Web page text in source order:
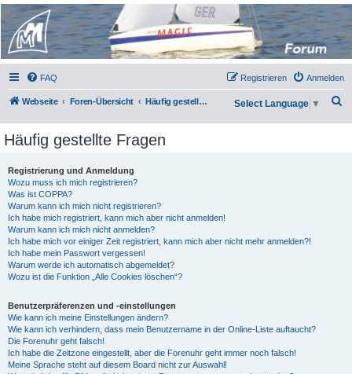
Micro Magic Forum
Deutschland
FAQ Anmelden
Registrieren
Webseite Foren-Übersicht Häufig gestellte Fragen Select Language ▼
Häufig gestellte Fragen
Registrierung und Anmeldung
Wozu muss ich mich registrieren?
Was ist COPPA?
Warum kann ich mich nicht registrieren?
Ich habe mich registriert, kann mich aber nicht anmelden!
Warum kann ich mich nicht anmelden?
Ich habe mich vor einiger Zeit registriert, kann mich aber nicht mehr anmelden?!
Ich habe mein Passwort vergessen!
Warum werde ich automatisch abgemeldet?
Wozu ist die Funktion „Alle Cookies löschen“?
Benutzerpräferenzen und -einstellungen
Wie kann ich meine Einstellungen ändern?
Wie kann ich verhindern, dass mein Benutzername in der Online-Liste auftaucht?
Die Forenuhr geht falsch!
Ich habe die Zeitzone eingestellt, aber die Forenuhr geht immer noch falsch!
Meine Sprache steht auf diesem Board nicht zur Auswahl!